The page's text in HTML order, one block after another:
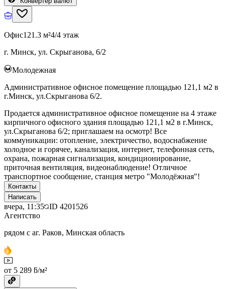
Офис121.3 м²4/4 этаж
г. Минск, ул. Скрыганова, 6/2
Молодежная
Административное офисное помещение площадью 121,1 м2 в
г.Минск, ул.Скрыганова 6/2.
Продается административное офисное помещение на 4 этаже
кирпичного офисного здания площадью 121,1 м2 в г.Минск,
ул.Скрыганова 6/2; приглашаем на осмотр! Все
коммуникации: отопление, электричество, водоснабжение
холодное и горячее, канализация, интернет, телефонная сеть,
охрана, пожарная сигнализация, кондиционирование,
приточная вентиляция, видеонаблюдение! Отличное
транспортное сообщение, станция метро "Молодёжная"!
Контакты
Написать
вчера, 11:35 ID 4201526
Агентство
рядом с аг. Раков, Минская область
от 5 289 ƃ/м²